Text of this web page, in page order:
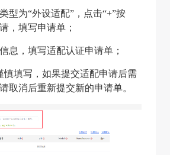
型为“外设适配”，点击“+”按
，填写申请单；
息，填写适配认证申请单；
慎填写，如果提交适配申请后需
取消后重新提交新的申请单。